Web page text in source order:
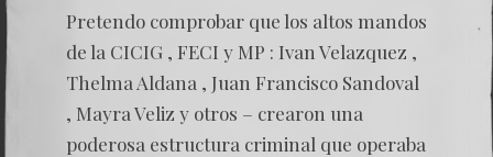
Pretendo comprobar que los altos mandos
de la CICIG , FECI y MP : Ivan Velazquez ,
Thelma Aldana , Juan Francisco Sandoval
, Mayra Veliz y otros – crearon una
poderosa estructura criminal que operaba